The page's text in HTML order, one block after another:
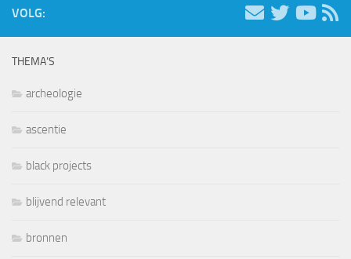
VOLG:
THEMA’S
archeologie
ascentie
black projects
blijvend relevant
bronnen